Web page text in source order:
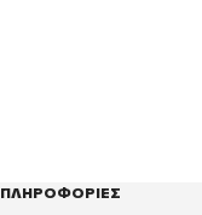
ΠΛΗΡΟΦΟΡΙΕΣ